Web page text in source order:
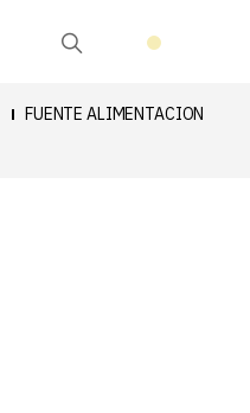
FUENTE ALIMENTACION